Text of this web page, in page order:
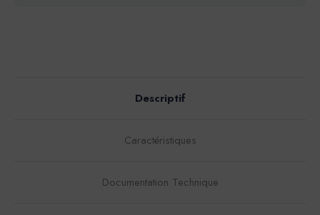
Descriptif
Caractéristiques
Documentation Technique